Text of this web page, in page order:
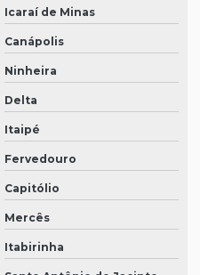
Icaraí de Minas
Canápolis
Ninheira
Delta
Itaipé
Fervedouro
Capitólio
Mercês
Itabirinha